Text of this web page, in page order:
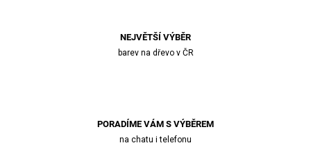
NEJVĚTŠÍ VÝBĚR
barev na dřevo v ČR
PORADÍME VÁM S VÝBĚREM
na chatu i telefonu